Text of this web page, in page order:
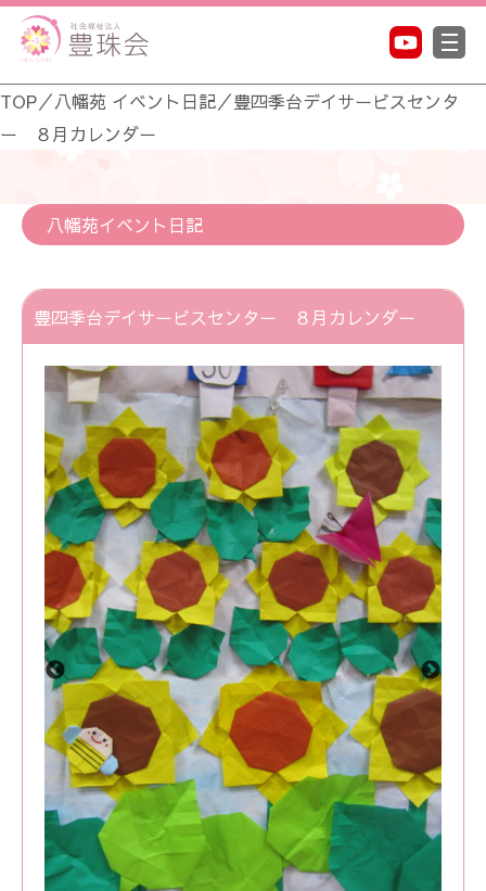
TOP／八幡苑 イベント日記／豊四季台デイサービスセンタ
ー ８月カレンダー
八幡苑イベント日記
豊四季台デイサービスセンター ８月カレンダー